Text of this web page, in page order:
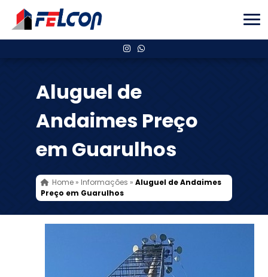
Aluguel de
Andaimes Preço
em Guarulhos
Home» Informações » Aluguel de Andaimes
Preço em Guarulhos